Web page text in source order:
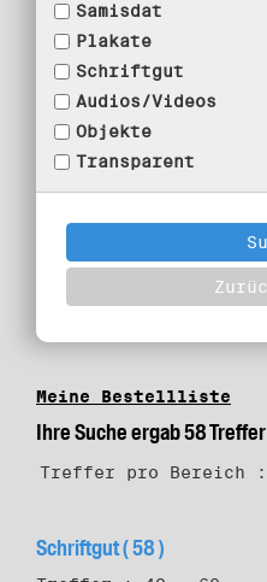
Samisdat
Plakate
Schriftgut
Audios/Videos
Objekte
Transparent
Meine Bestellliste
Ihre Suche ergab 58 Treffer
Treffer pro Bereich :
Schriftgut ( 58 )